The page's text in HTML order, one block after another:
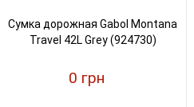
Сумка дорожная Gabol Montana
Travel 42L Grey (924730)
0 грн